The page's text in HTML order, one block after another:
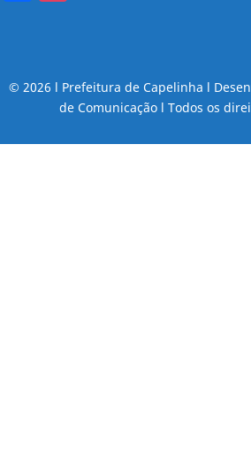
© 2026 l Prefeitura de Capelinha l
de Comunicação l Todos os